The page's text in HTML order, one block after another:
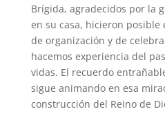
Brígida, agradecidos por la
en su casa, hicieron
de organización y de
hacemos experiencia del
vidas. El recuerdo
sigue animando en esa
construcción del Reino de